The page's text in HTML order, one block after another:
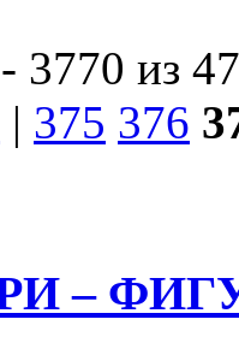
3770 из
| 375 376
–